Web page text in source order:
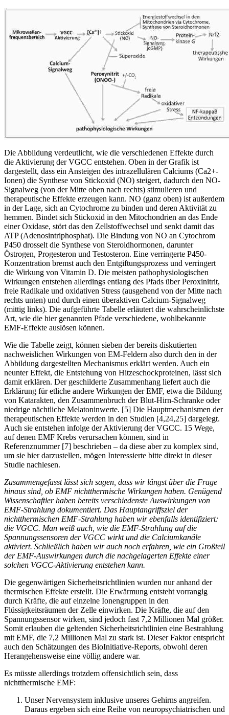
Die Abbildung verdeutlicht, wie die verschiedenen Effekte durch
die Aktivierung der VGCC entstehen. Oben in der Grafik ist
dargestellt, dass ein Ansteigen des intrazellulären Calciums (Ca2+-
Ionen) die Synthese von Stickoxid (NO) steigert, dadurch den NO-
Signalweg (von der Mitte oben nach rechts) stimulieren und
therapeutische Effekte erzeugen kann. NO (ganz oben) ist außerdem
in der Lage, sich an Cytochrome zu binden und deren Aktivität zu
hemmen. Bindet sich Stickoxid in den Mitochondrien an das Ende
einer Oxidase, stört das den Zellstoffwechsel und senkt damit das
ATP (Adenosintriphosphat). Die Bindung von NO an Cytochrom
P450 drosselt die Synthese von Steroidhormonen, darunter
Östrogen, Progesteron und Testosteron. Eine verringerte P450-
Konzentration bremst auch den Entgiftungsprozess und verringert
die Wirkung von Vitamin D. Die meisten pathophysiologischen
Wirkungen entstehen allerdings entlang des Pfads über Peroxinitrit,
freie Radikale und oxidativen Stress (ausgehend von der Mitte nach
rechts unten) und durch einen überaktiven Calcium-Signalweg
(mittig links). Die aufgeführte Tabelle erläutert die wahrscheinlichste
Art, wie die hier genannten Pfade verschiedene, wohlbekannte
EMF-Effekte auslösen können.
Wie die Tabelle zeigt, können sieben der bereits diskutierten
nachweislichen Wirkungen von EM-Feldern also durch den in der
Abbildung dargestellten Mechanismus erklärt werden. Auch ein
neunter Effekt, die Entstehung von Hitzeschockproteinen, lässt sich
damit erklären. Der geschilderte Zusammenhang liefert auch die
Erklärung für etliche andere Wirkungen der EMF, etwa die Bildung
von Katarakten, den Zusammenbruch der Blut-Hirn-Schranke oder
niedrige nächtliche Melatoninwerte. [5] Die Hauptmechanismen der
therapeutischen Effekte werden in den Studien [4,24,25] dargelegt.
Auch sie entstehen infolge der Aktivierung der VGCC. 15 Wege,
auf denen EMF Krebs verursachen können, sind in
Referenznummer [7] beschrieben – da diese aber zu komplex sind,
um sie hier darzustellen, mögen Interessierte bitte direkt in dieser
Studie nachlesen.
Zusammengefasst lässt sich sagen, dass wir längst über die Frage
hinaus sind, ob EMF nichtthermische Wirkungen haben. Genügend
Wissenschaftler haben bereits verschiedenste Auswirkungen von
EMF-Strahlung dokumentiert. Das Hauptangriffsziel der
nichtthermischen EMF-Strahlung haben wir ebenfalls identifiziert:
die VGCC. Man weiß auch, wie die EMF-Strahlung auf die
Spannungssensoren der VGCC wirkt und die Calciumkanäle
aktiviert. Schließlich haben wir auch noch erfahren, wie ein Großteil
der EMF-Auswirkungen durch die nachgelagerten Effekte einer
solchen VGCC-Aktivierung entstehen kann.
Die gegenwärtigen Sicherheitsrichtlinien wurden nur anhand der
thermischen Effekte erstellt. Die Erwärmung entsteht vorrangig
durch Kräfte, die auf einzelne Ionengruppen in den
Flüssigkeitsräumen der Zelle einwirken. Die Kräfte, die auf den
Spannungssensor wirken, sind jedoch fast 7,2 Millionen Mal größer.
Somit erlauben die geltenden Sicherheitsrichtlinien eine Bestrahlung
mit EMF, die 7,2 Millionen Mal zu stark ist. Dieser Faktor entspricht
auch den Schätzungen des BioInitiative-Reports, obwohl deren
Herangehensweise eine völlig andere war.
Es müsste allerdings trotzdem offensichtlich sein, dass
nichtthermische EMF:
Unser Nervensystem inklusive unseres Gehirns angreifen.
Daraus ergeben sich eine Reihe von neuropsychiatrischen und